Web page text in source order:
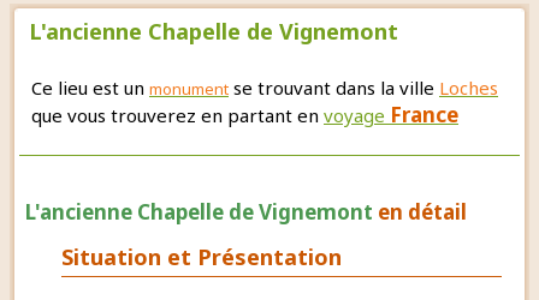
L'ancienne Chapelle de Vignemont
Ce lieu est un monument se trouvant dans la ville Loches
que vous trouverez en partant en voyage France
L'ancienne Chapelle de Vignemont en détail
Situation et Présentation